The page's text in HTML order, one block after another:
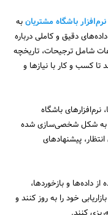
باشگاه مشتریانبه
دقیق و کاملی درباره
شامل ترجیحات، تاریخچه
کسب و کار با نیازها و
نرم‌افزارهای باشگاه
به شکل شخصی‌سازی شده
پیشنهادهای
از داده‌ها و بازخوردها،
خود را به روز کنند و